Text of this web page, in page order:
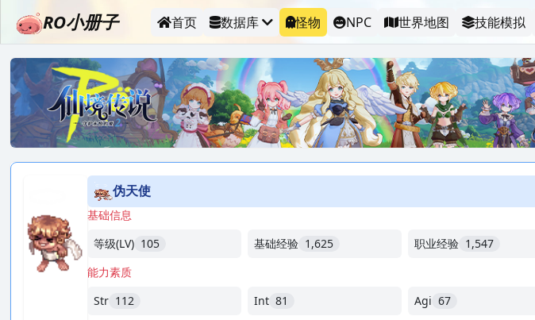
RO小册子 首页 数据库 怪物 NPC 世界地图 技能模拟
伪天使
基础信息
等级(LV) 105 基础经验 1,625 职业经验 1,547
能力素质
Str 112 Int 81 Agi 67